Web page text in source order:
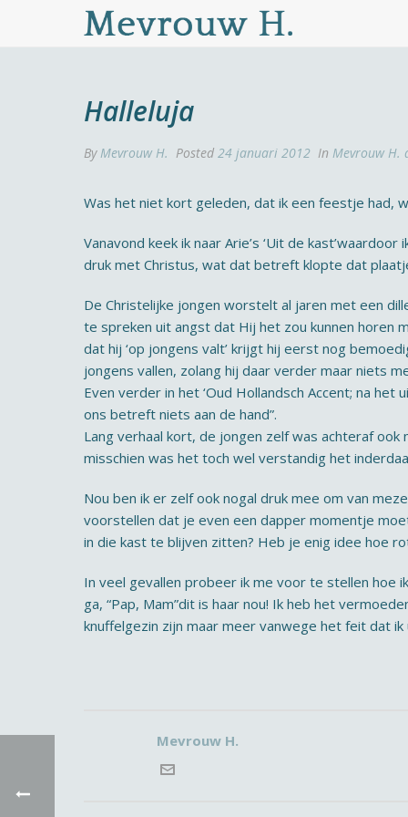
Halleluja
ByMevrouw H. Posted 24 januari 2012 In Mevrouw H.
Was het niet kort geleden, dat ik een feestje had,
Vanavond keek ik naar Arie’s ‘Uit de
druk met Christus, wat dat betreft klopte dat
De Christelijke jongen worstelt al jaren met een
te spreken uit angst dat Hij het zou kunnen horen
dat hij ‘op jongens valt’ krijgt hij eerst nog
jongens vallen, zolang hij daar verder maar niets
Even verder in het ‘Oud Hollandsch Accent; na
ons betreft niets aan de hand”.
Lang verhaal kort, de jongen zelf was achteraf
misschien was het toch wel verstandig het
Nou ben ik er zelf ook nogal druk mee om van
voorstellen dat je even een dapper momentje
in die kast te blijven zitten? Heb je enig idee hoe
In veel gevallen probeer ik me voor te stellen hoe
ga, “Pap, Mam”dit is haar nou! Ik heb het
knuffelgezin zijn maar meer vanwege het feit dat
Mevrouw H.